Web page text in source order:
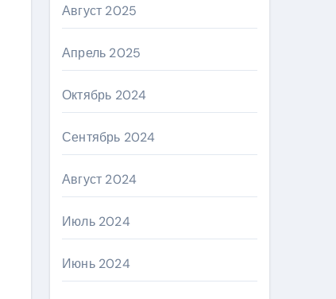
Август 2025
Апрель 2025
Октябрь 2024
Сентябрь 2024
Август 2024
Июль 2024
Июнь 2024